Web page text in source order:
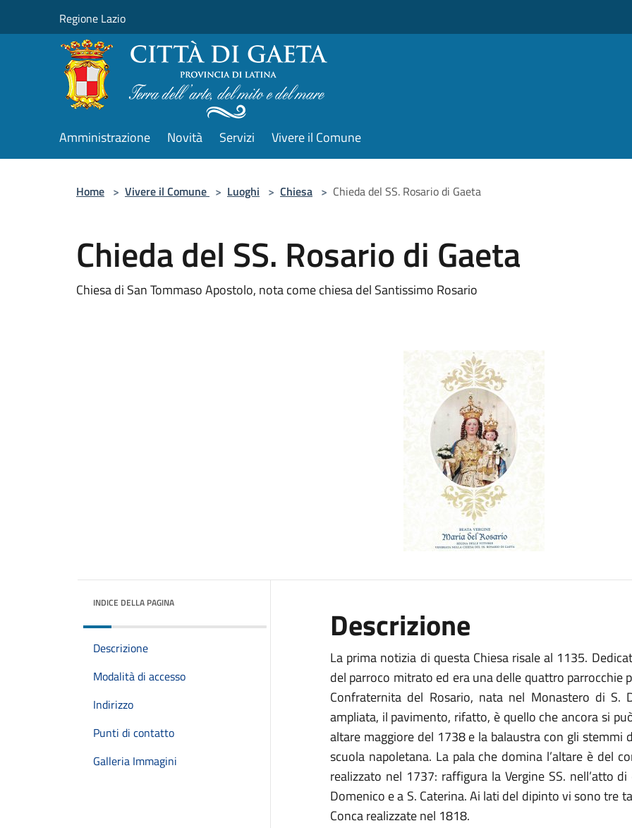
Regione Lazio
Amministrazione Novità Servizi Vivere il Comune
Home > Vivere il Comune > Luoghi > Chiesa > Chieda del SS. Rosario di Gaeta
Chieda del SS. Rosario di Gaeta
Chiesa di San Tommaso Apostolo, nota come chiesa del Santissimo Rosario
INDICE DELLA PAGINA
Descrizione
Modalità di accesso
Indirizzo
Punti di contatto
Galleria Immagini
Descrizione
La prima notizia di questa Chiesa risale al 1135.
del parroco mitrato ed era una delle quattro
Confraternita del Rosario, nata nel Monastero di S.
ampliata, il pavimento, rifatto, è quello che ancora si
altare maggiore del 1738 e la balaustra con gli stemmi
scuola napoletana. La pala che domina l’altare è del
realizzato nel 1737: raffigura la Vergine SS. nell’atto
Domenico e a S. Caterina. Ai lati del dipinto vi sono tre
Conca realizzate nel 1818.